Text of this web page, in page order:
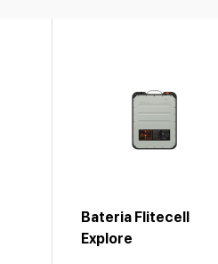
Bateria Flitecell
Explore